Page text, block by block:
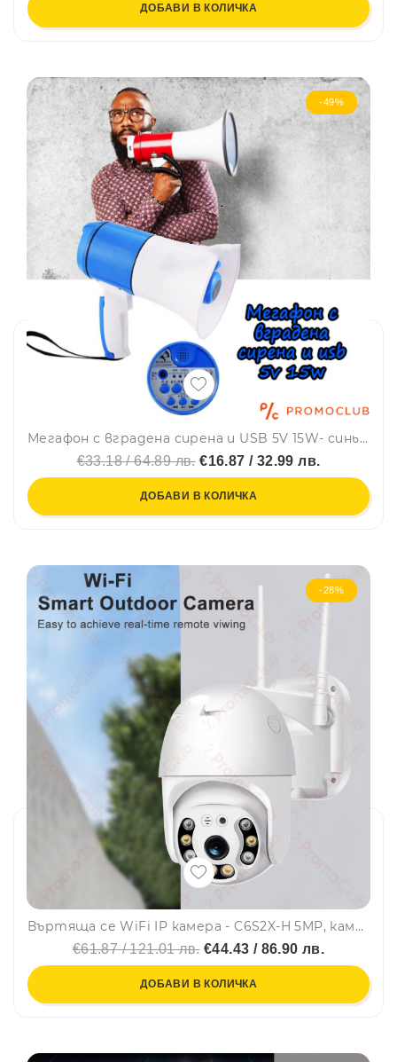
ДОБАВИ В КОЛИЧКА
-49%
Мегафон с вградена сирена и USB 5V 15W- синьо/бял
€33.18 / 64.89 лв.€16.87 / 32.99 лв.
ДОБАВИ В КОЛИЧКА
-28%
Въртяща се WiFi IP камера - C6S2X-H 5MP, камера за видеонаблюдение с фиксиран фокус, със слот SD карта, V380, SMARTHOME
€61.87 / 121.01 лв.€44.43 / 86.90 лв.
ДОБАВИ В КОЛИЧКА